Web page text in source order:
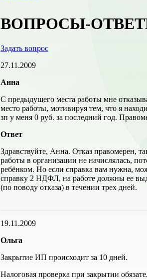
ВОПРОСЫ-
Задать вопрос
27.11.2009
Анна
С предыдущего места работы мне
место работы, мотивируя тем, что я
зп у меня 0 руб. за последний год.
Ответ
Здравствуйте, Анна. Отказ правомерен,
работы в организации не начислялась,
ребёнком. Но если справка вам нужна,
справку 2 НДФЛ, на работе должны ее
(по поводу отказа) в течении трех дней.
19.11.2009
Ольга
Закрытие ИП происходит за 10 дней.
Налоговая проверка при закрытии